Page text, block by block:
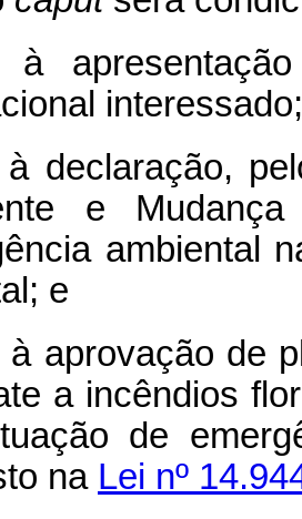
interessado;
declaração,
e
ambiental
e
à aprovação de
a incêndios
de
na Lei nº